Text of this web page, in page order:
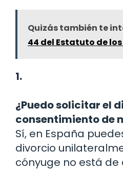
Quizás también te
44 del Estatuto de
1.
¿Puedo solicitar el
consentimiento de
Sí, en España
divorcio
cónyuge no está de